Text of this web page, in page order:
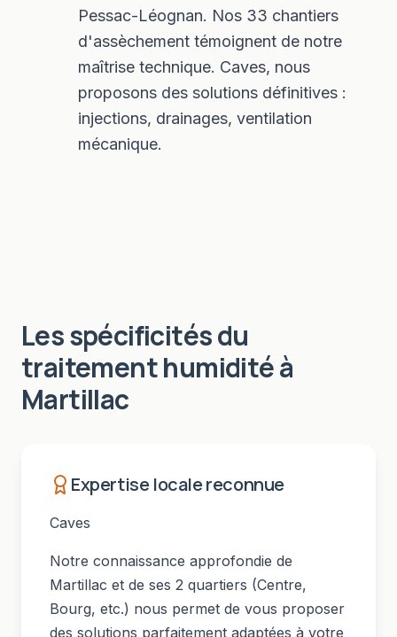
Pessac-Léognan. Nos 33 chantiers
d'assèchement témoignent de notre
maîtrise technique. Caves, nous
proposons des solutions définitives :
injections, drainages, ventilation
mécanique.
Les spécificités du
traitement humiditéà
Martillac
Expertise locale reconnue
Caves
Notre connaissance approfondie de
Martillac et de ses 2 quartiers (Centre,
Bourg, etc.) nous permet de vous proposer
des solutions parfaitement adaptées à votre